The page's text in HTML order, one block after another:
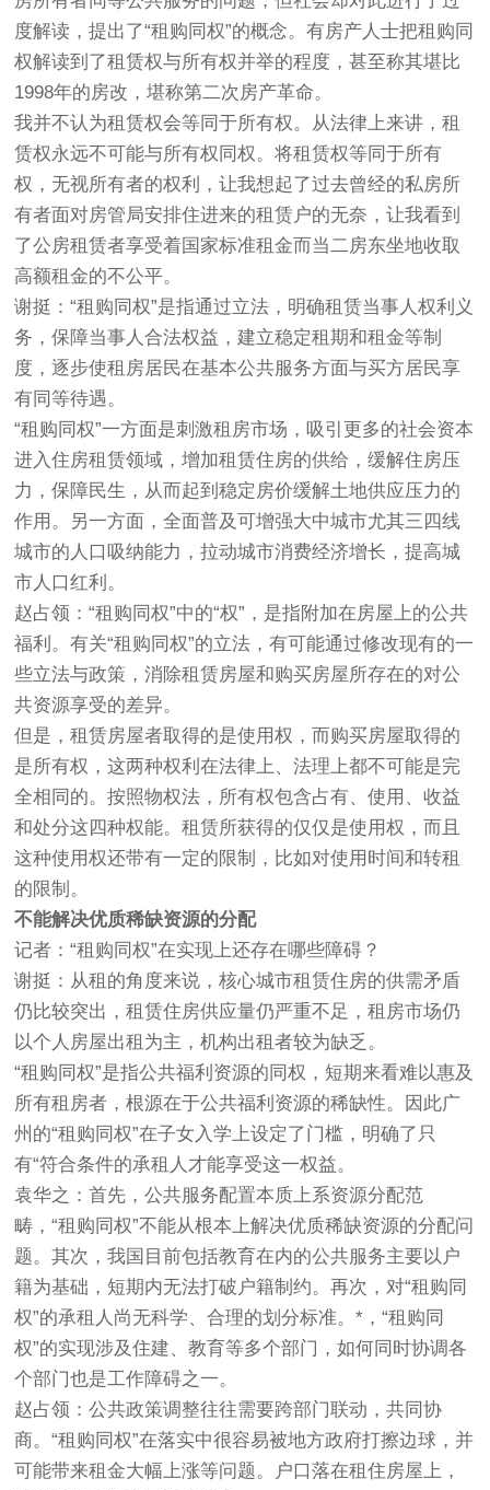
度解读，提出了“租购同权”的概念。有房产人士把租购同
权解读到了租赁权与所有权并举的程度，甚至称其堪比
1998年的房改，堪称第二次房产革命。
我并不认为租赁权会等同于所有权。从法律上来讲，租
赁权永远不可能与所有权同权。将租赁权等同于所有
权，无视所有者的权利，让我想起了过去曾经的私房所
有者面对房管局安排住进来的租赁户的无奈，让我看到
了公房租赁者享受着国家标准租金而当二房东坐地收取
高额租金的不公平。
谢挺：“租购同权”是指通过立法，明确租赁当事人权利义
务，保障当事人合法权益，建立稳定租期和租金等制
度，逐步使租房居民在基本公共服务方面与买方居民享
有同等待遇。
“租购同权”一方面是刺激租房市场，吸引更多的社会资本
进入住房租赁领域，增加租赁住房的供给，缓解住房压
力，保障民生，从而起到稳定房价缓解土地供应压力的
作用。另一方面，全面普及可增强大中城市尤其三四线
城市的人口吸纳能力，拉动城市消费经济增长，提高城
市人口红利。
赵占领：“租购同权”中的“权”，是指附加在房屋上的公共
福利。有关“租购同权”的立法，有可能通过修改现有的一
些立法与政策，消除租赁房屋和购买房屋所存在的对公
共资源享受的差异。
但是，租赁房屋者取得的是使用权，而购买房屋取得的
是所有权，这两种权利在法律上、法理上都不可能是完
全相同的。按照物权法，所有权包含占有、使用、收益
和处分这四种权能。租赁所获得的仅仅是使用权，而且
这种使用权还带有一定的限制，比如对使用时间和转租
的限制。
不能解决优质稀缺资源的分配
记者：“租购同权”在实现上还存在哪些障碍？
谢挺：从租的角度来说，核心城市租赁住房的供需矛盾
仍比较突出，租赁住房供应量仍严重不足，租房市场仍
以个人房屋出租为主，机构出租者较为缺乏。
“租购同权”是指公共福利资源的同权，短期来看难以惠及
所有租房者，根源在于公共福利资源的稀缺性。因此广
州的“租购同权”在子女入学上设定了门槛，明确了只
有“符合条件的承租人才能享受这一权益。
袁华之：首先，公共服务配置本质上系资源分配范
畴，“租购同权”不能从根本上解决优质稀缺资源的分配问
题。其次，我国目前包括教育在内的公共服务主要以户
籍为基础，短期内无法打破户籍制约。再次，对“租购同
权”的承租人尚无科学、合理的划分标准。*，“租购同
权”的实现涉及住建、教育等多个部门，如何同时协调各
个部门也是工作障碍之一。
赵占领：公共政策调整往往需要跨部门联动，共同协
商。“租购同权”在落实中很容易被地方政府打擦边球，并
可能带来租金大幅上涨等问题。户口落在租住房屋上，